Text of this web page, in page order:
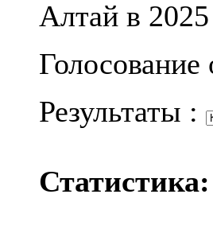
Алтай в 2025
Голосование
Результаты :
Статистика: